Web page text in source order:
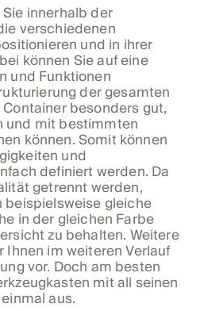
innerhalb der
verschiedenen
und in ihrer
können Sie auf eine
und Funktionen
der gesamten
besonders gut,
und mit bestimmten
können. Somit können
und
definiert werden. Da
getrennt werden,
beispielsweise gleiche
in der gleichen Farbe
zu behalten. Weitere
Ihnen im weiteren Verlauf
vor. Doch am besten
mit all seinen
aus.